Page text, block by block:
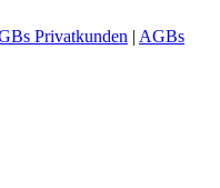
Privatkunden | AGBs